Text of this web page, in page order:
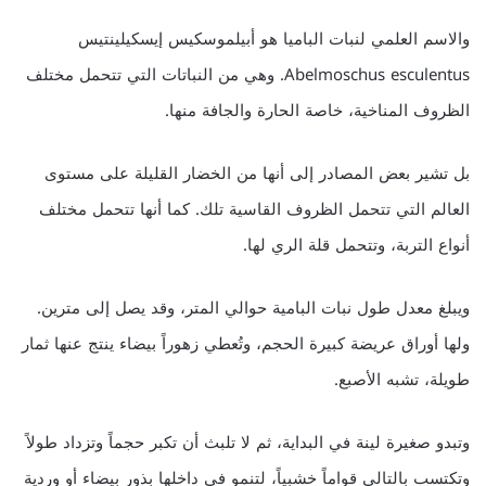
والاسم العلمي لنبات الباميا هو أبيلموسكيس إيسكيلينتيس
Abelmoschus esculentus. وهي من النباتات التي تتحمل مختلف
الظروف المناخية، خاصة الحارة والجافة منها.
بل تشير بعض المصادر إلى أنها من الخضار القليلة على مستوى
العالم التي تتحمل الظروف القاسية تلك. كما أنها تتحمل مختلف
أنواع التربة، وتتحمل قلة الري لها.
ويبلغ معدل طول نبات البامية حوالي المتر، وقد يصل إلى مترين.
ولها أوراق عريضة كبيرة الحجم، وتُعطي زهوراً بيضاء ينتج عنها ثمار
طويلة، تشبه الأصبع.
وتبدو صغيرة لينة في البداية، ثم لا تلبث أن تكبر حجماً وتزداد طولاً
وتكتسب بالتالي قواماً خشبياً، لتنمو في داخلها بذور بيضاء أو وردية